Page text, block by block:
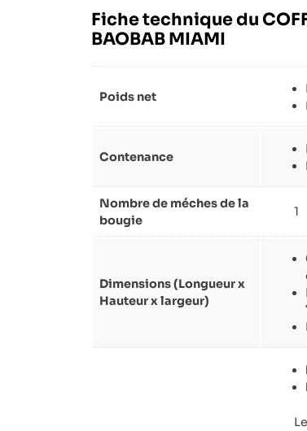
Fiche technique du
BAOBAB MIAMI
Poids net
Contenance
Nombre de méches de la
bougie
1
Dimensions (Longueur x
Hauteur x largeur)